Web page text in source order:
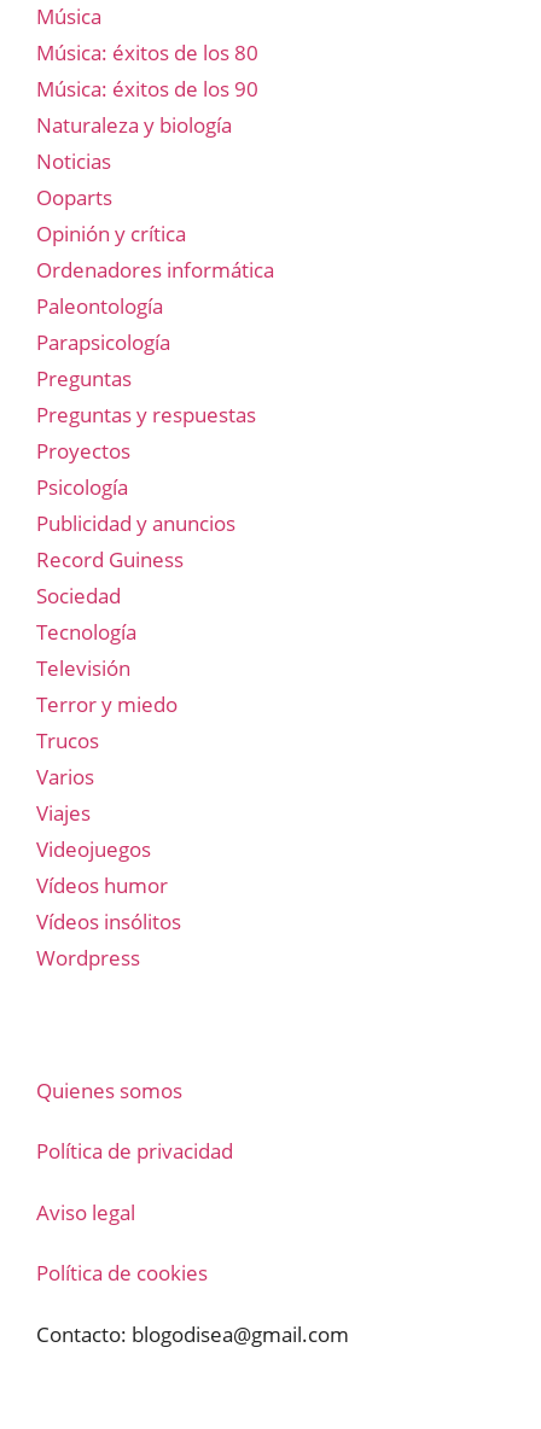
Música
Música: éxitos de los 80
Música: éxitos de los 90
Naturaleza y biología
Noticias
Ooparts
Opinión y crítica
Ordenadores informática
Paleontología
Parapsicología
Preguntas
Preguntas y respuestas
Proyectos
Psicología
Publicidad y anuncios
Record Guiness
Sociedad
Tecnología
Televisión
Terror y miedo
Trucos
Varios
Viajes
Videojuegos
Vídeos humor
Vídeos insólitos
Wordpress
Quienes somos
Política de privacidad
Aviso legal
Política de cookies
Contacto: blogodisea@gmail.com